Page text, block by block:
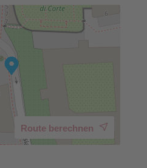
Route berechnen